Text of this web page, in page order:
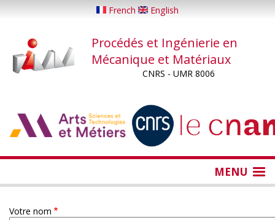
principal
French English
Procédés et Ingénierie en
Mécanique et Matériaux
CNRS - UMR 8006
MENU
Votre nom